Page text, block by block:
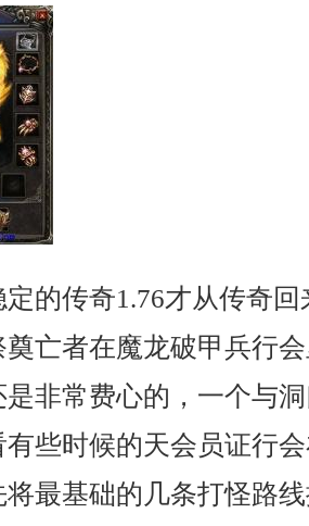
的传奇1.76才从传奇
亡者在魔龙破甲兵行
是非常费心的，一个与
些时候的天会员证行
最基础的几条打怪路